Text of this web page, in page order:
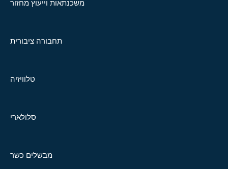
משכנתאות וייעוץ מחזור
תחבורה ציבורית
טלוויזיה
סלולארי
מבשלים כשר